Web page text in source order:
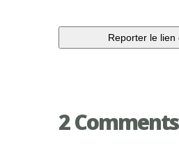
2 Comments